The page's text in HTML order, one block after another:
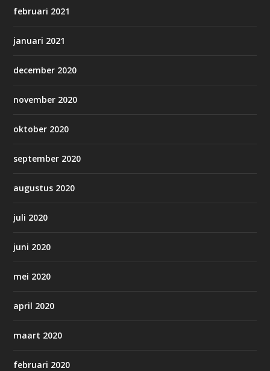
februari 2021
januari 2021
december 2020
november 2020
oktober 2020
september 2020
augustus 2020
juli 2020
juni 2020
mei 2020
april 2020
maart 2020
februari 2020